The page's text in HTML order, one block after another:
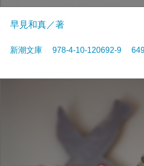
早見和真／著
新潮文庫 978-4-10-120692-9